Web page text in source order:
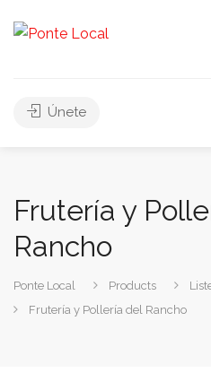
Únete
Frutería y
Rancho
Ponte Local Products
Frutería y Pollería del Rancho